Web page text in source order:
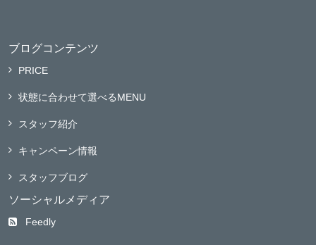
ブログコンテンツ
PRICE
状態に合わせて選べるMENU
スタッフ紹介
キャンペーン情報
スタッフブログ
ソーシャルメディア
Feedly